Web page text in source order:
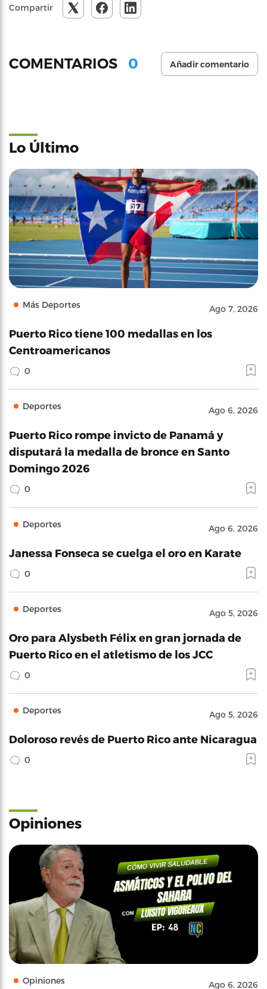
Compartir
COMENTARIOS 0 Añadir comentario
Lo Último
Más Deportes Ago 7, 2026
Puerto Rico tiene 100 medallas en los
Centroamericanos
0
Deportes Ago 6, 2026
Puerto Rico rompe invicto de Panamá y
disputará la medalla de bronce en Santo
Domingo 2026
0
Deportes Ago 6, 2026
Janessa Fonseca se cuelga el oro en Karate
0
Deportes Ago 5, 2026
Oro para Alysbeth Félix en gran jornada de
Puerto Rico en el atletismo de los JCC
0
Deportes Ago 5, 2026
Doloroso revés de Puerto Rico ante Nicaragua
0
Opiniones
Opiniones Ago 6, 2026